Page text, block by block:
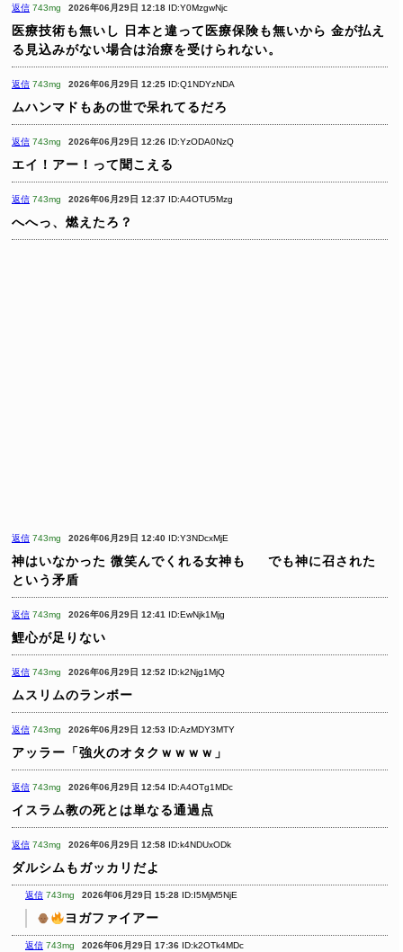
返信 743mg 2026年06月29日 12:18 ID:Y0MzgwNjc
医療技術も無いし 日本と違って医療保険も無いから 金が払え
る見込みがない場合は治療を受けられない。
返信 743mg 2026年06月29日 12:25 ID:Q1NDYzNDA
ムハンマドもあの世で呆れてるだろ
返信 743mg 2026年06月29日 12:26 ID:YzODA0NzQ
エイ！アー！って聞こえる
返信 743mg 2026年06月29日 12:37 ID:A4OTU5Mzg
へへっ、燃えたろ？
返信 743mg 2026年06月29日 12:40 ID:Y3NDcxMjE
神はいなかった 微笑んでくれる女神も
でも神に召された
という矛盾
返信 743mg 2026年06月29日 12:41 ID:EwNjk1Mjg
鯉心が足りない
返信 743mg 2026年06月29日 12:52 ID:k2Njg1MjQ
ムスリムのランボー
返信 743mg 2026年06月29日 12:53 ID:AzMDY3MTY
アッラー「強火のオタクｗｗｗｗ」
返信 743mg 2026年06月29日 12:54 ID:A4OTg1MDc
イスラム教の死とは単なる通過点
返信 743mg 2026年06月29日 12:58 ID:k4NDUxODk
ダルシムもガッカリだよ
返信 743mg 2026年06月29日 15:28 ID:I5MjM5NjE
ヨガファイアー
返信 743mg 2026年06月29日 17:36 ID:k2OTk4MDc